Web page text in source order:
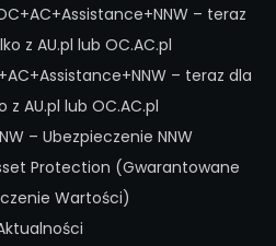
– teraz
z AU.pl lub OC.AC.pl
– teraz dla
z AU.pl lub OC.AC.pl
– Ubezpieczenie NNW
Protection (Gwarantowane
Wartości)